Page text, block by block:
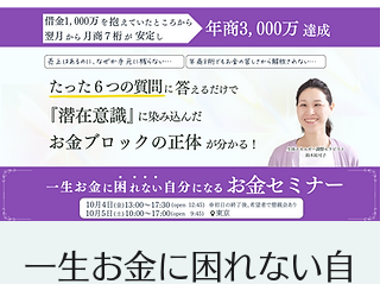
一生お金に困れない自